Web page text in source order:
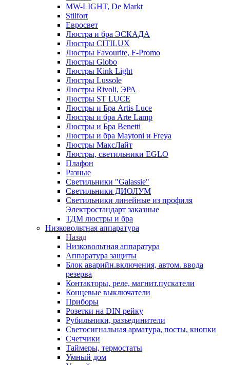
MW-LIGHT, De Markt
Stilfort
Евросвет
Люстра и бра ЭСКАДА
Люстры CITILUX
Люстры Favourite, F-Promo
Люстры Globo
Люстры Kink Light
Люстры Lussole
Люстры Rivoli, ЭРА
Люстры ST LUCE
Люстры и Бра Artis Luce
Люстры и бра Arte Lamp
Люстры и Бра Benetti
Люстры и бра Maytoni и Freya
Люстры МаксЛайт
Люстры, светильники EGLO
Плафон
Разные
Светильники "Galassie"
Светильники ДИОЛУМ
Светильники линейные из профиля
Электростандарт заказные
ТДМ люстры и бра
Низковольтная аппаратура
Назад
Низковольтная аппаратура
Аппаратура защиты
Блок аварийн.включения, автом. ввода
резерва
Контакторы, реле, магнит.пускатели
Концевые выключатели
Приборы
Розетки на DIN рейку
Рубильники, разъединители
Светосигнальная арматура, посты, кнопки
Счетчики
Таймеры, термостаты
Умный дом